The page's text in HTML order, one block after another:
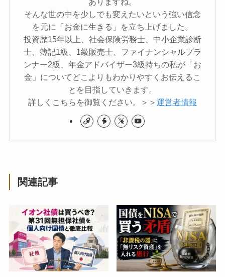
そんな世の中を少しでも変えたいという強い信念
を元に「お金に生きる」を立ち上げました。
投資歴15年以上、社会保険労務士、中小企業診断
士、簿記1級、1級販売士、ファイナンシャルプラ
ンナー2級、年金アドバイザー3級持ちの私が「お
金」についてどこよりもわかりやすくお伝えるこ
とを目指していきます。
詳しくこちらを御覧ください。＞＞ 運営者情報
関連記事